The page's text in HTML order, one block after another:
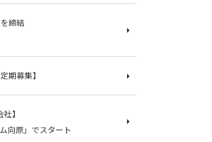
締結
期募集】
】
向原」でスタート